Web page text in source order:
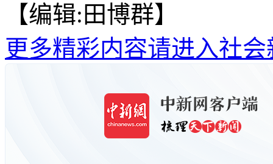
【编辑:田博群】
更多精彩内容请进入社会